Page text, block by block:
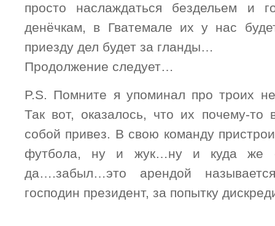
просто наслаждаться бездельем и
денёчкам, в Гватемале их у нас
приезду дел будет за гланды…
Продолжение следует…
P.S. Помните я упоминал про троих
Так вот, оказалось, что их почему-то
собой привез. В свою команду
футбола, ну и жук…ну и куда же
да….забыл…это арендой
господин президент, за попытку